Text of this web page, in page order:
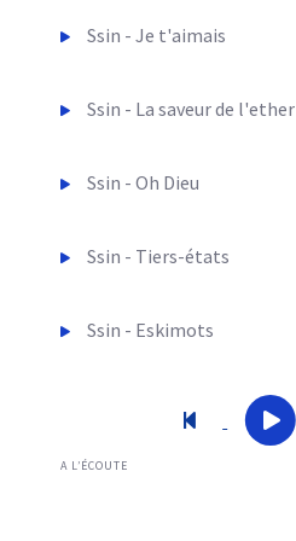
Ssin - Je t'aimais
Ssin - La saveur de l'ether
Ssin - Oh Dieu
Ssin - Tiers-états
Ssin - Eskimots
A L’ÉCOUTE